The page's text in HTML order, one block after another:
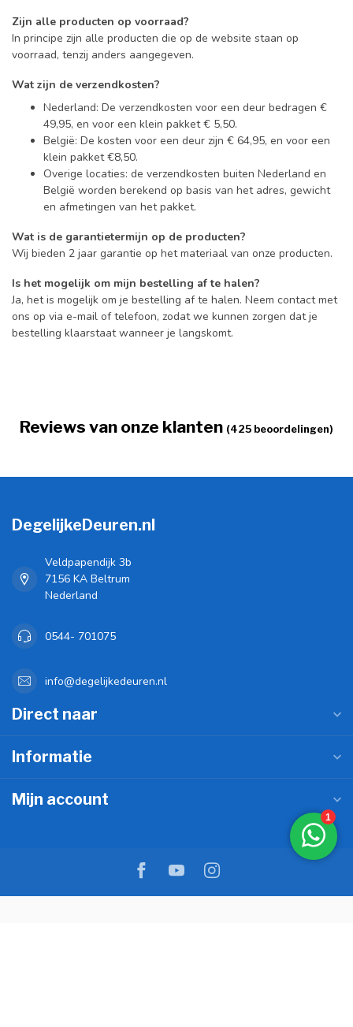
Zijn alle producten op voorraad?
In principe zijn alle producten die op de website staan op
voorraad, tenzij anders aangegeven.
Wat zijn de verzendkosten?
Nederland: De verzendkosten voor een deur bedragen €
49,95, en voor een klein pakket € 5,50.
België: De kosten voor een deur zijn € 64,95, en voor een
klein pakket €8,50.
Overige locaties: de verzendkosten buiten Nederland en
België worden berekend op basis van het adres, gewicht
en afmetingen van het pakket.
Wat is de garantietermijn op de producten?
Wij bieden 2 jaar garantie op het materiaal van onze producten.
Is het mogelijk om mijn bestelling af te halen?
Ja, het is mogelijk om je bestelling af te halen. Neem contact met
ons op via e-mail of telefoon, zodat we kunnen zorgen dat je
bestelling klaarstaat wanneer je langskomt.
Reviews van onze klanten (425 beoordelingen)
DegelijkeDeuren.nl
Veldpapendijk 3b
7156 KA Beltrum
Nederland
0544- 701075
info@degelijkedeuren.nl
Direct naar
Informatie
Mijn account